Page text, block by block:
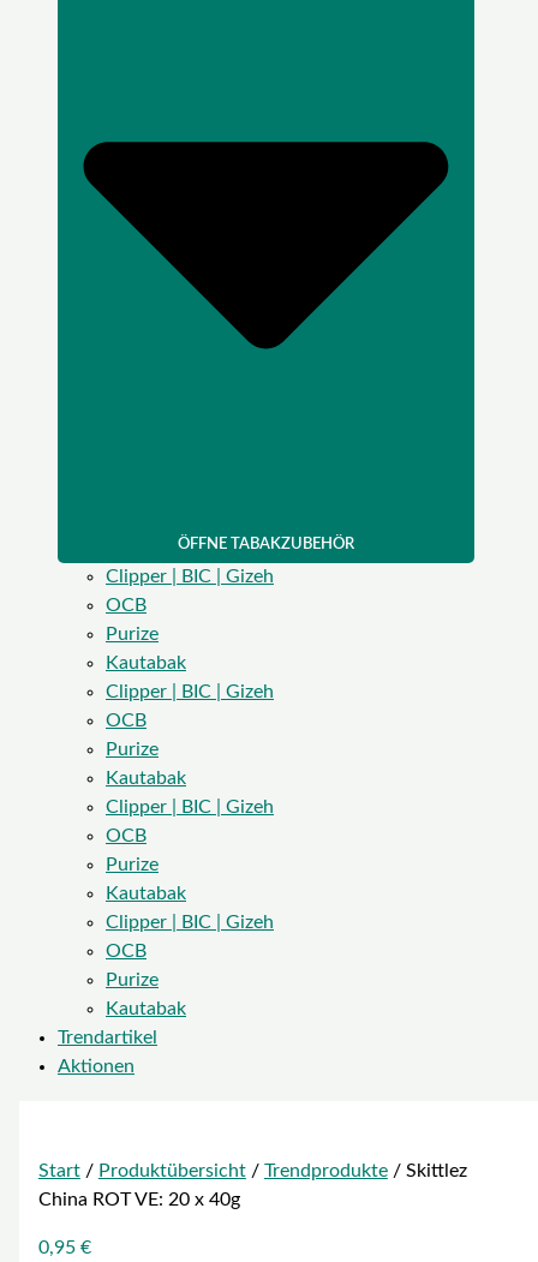
ÖFFNE TABAKZUBEHÖR
Clipper | BIC | Gizeh
OCB
Purize
Kautabak
Clipper | BIC | Gizeh
OCB
Purize
Kautabak
Clipper | BIC | Gizeh
OCB
Purize
Kautabak
Clipper | BIC | Gizeh
OCB
Purize
Kautabak
Trendartikel
Aktionen
Start/ Produktübersicht/ Trendprodukte/ Skittlez
China ROT VE: 20 x 40g
0,95 €